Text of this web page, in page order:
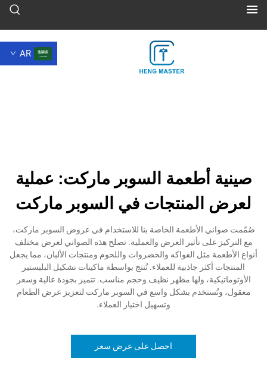
أطعمة السوبر ماركت: عملية
في السوبر ماركت
الخاصة بنا للاستخدام في عروض السوبر ماركت،
على تأثير العرض والعملية. تصلح هذه الصواني لعرض مختلف
مثل الفواكه والخضروات واللحوم ومنتجات الألبان، مما يجعل
جاذبية للعملاء. تُنتج بواسطة ماكينات تشكيل البليستير
ولها مظهر نظيف وحجم مناسب. تتميز بجودة عالية وسعر
بشكل واسع في السوبر ماركت لتعزيز عرض الطعام
وتسهيل اختيار العملاء.
احصل على عرض سعر